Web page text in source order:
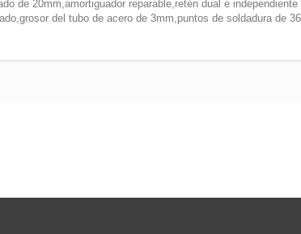
de 20mm,amortiguador reparable,retén dual e
del tubo de acero de 3mm,puntos de soldadura de